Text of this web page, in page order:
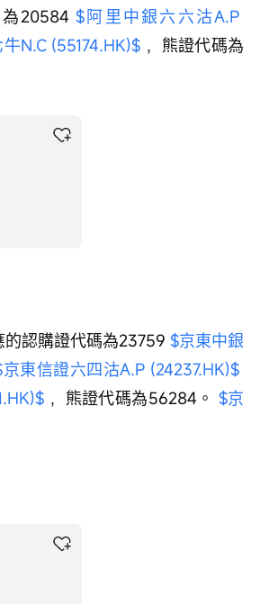
20584 $阿里中銀六六沽A.P
N.C (55174.HK)$ ，熊證代碼為
的認購證代碼為23759 $京東中銀
東信證六四沽A.P (24237.HK)$
，熊證代碼為56284。 $京